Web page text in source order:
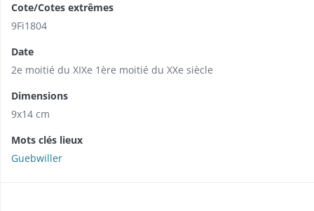
Cote/Cotes extrêmes
9Fi1804
Date
2e moitié du XIXe 1ère moitié du XXe siècle
Dimensions
9x14 cm
Mots clés lieux
Guebwiller